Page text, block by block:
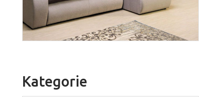
Więcej
Kategorie